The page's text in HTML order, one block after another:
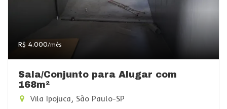
R$ 4.000/mês
Sala/Conjunto para Alugar com
168m²
Vila Ipojuca, São Paulo-SP